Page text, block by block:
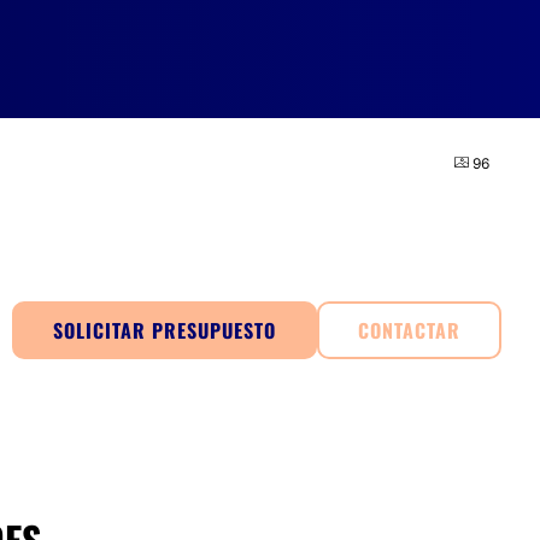
96
SOLICITAR PRESUPUESTO CONTACTAR